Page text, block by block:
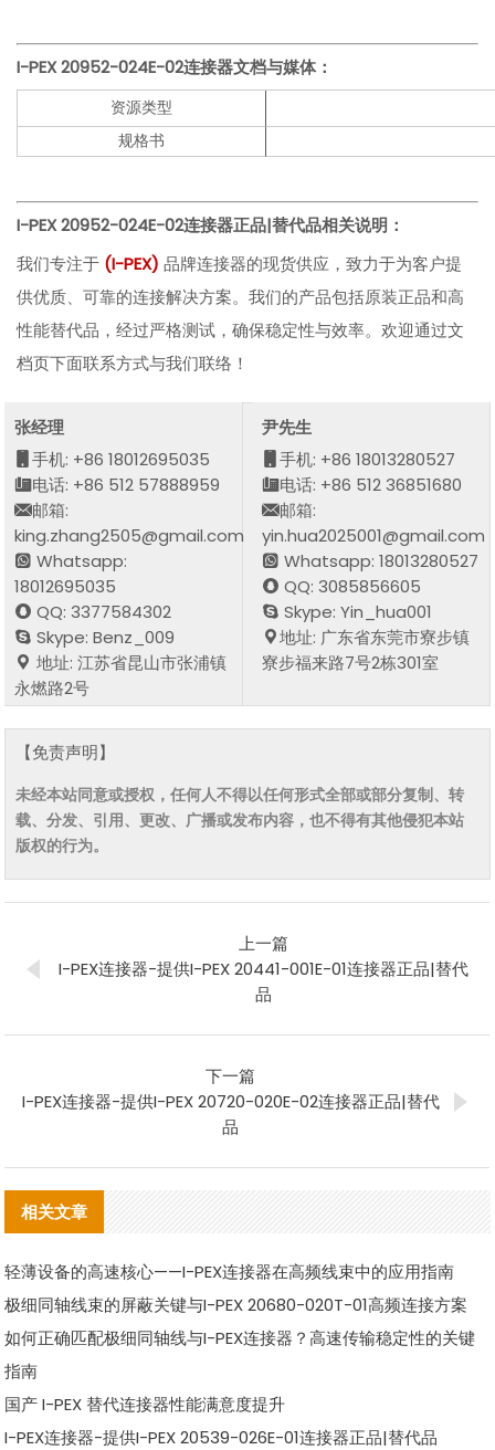
I-PEX20952-024E-02连接器文档与媒体：
资源类型
规格书
I-PEX20952-024E-02连接器正品|替代品相关说明：
我们专注于 (I-PEX)品牌连接器的现货供应，致力于为客户提
供优质、可靠的连接解决方案。我们的产品包括原装正品和高
性能替代品，经过严格测试，确保稳定性与效率。欢迎通过文
档页下面联系方式与我们联络！
张经理
手机: +86 18012695035
电话: +86 512 57888959
邮箱:
king.zhang2505@gmail.com
Whatsapp:
18012695035
QQ: 3377584302
Skype: Benz_009
地址: 江苏省昆山市张浦镇
永燃路2号
尹先生
手机: +86 18013280527
电话: +86 512 36851680
邮箱:
yin.hua2025001@gmail.com
Whatsapp: 18013280527
QQ: 3085856605
Skype: Yin_hua001
地址: 广东省东莞市寮步镇
寮步福来路7号2栋301室
【免责声明】
未经本站同意或授权，任何人不得以任何形式全部或部分复制、转
载、分发、引用、更改、广播或发布内容，也不得有其他侵犯本站
版权的行为。
上一篇
I-PEX连接器-提供I-PEX 20441-001E-01连接器正品|替代
品
下一篇
I-PEX连接器-提供I-PEX 20720-020E-02连接器正品|替代
品
相关文章
轻薄设备的高速核心——I-PEX连接器在高频线束中的应用指南
极细同轴线束的屏蔽关键与I-PEX 20680-020T-01高频连接方案
如何正确匹配极细同轴线与I-PEX连接器？高速传输稳定性的关键
指南
国产 I-PEX 替代连接器性能满意度提升
I-PEX连接器-提供I-PEX 20539-026E-01连接器正品|替代品